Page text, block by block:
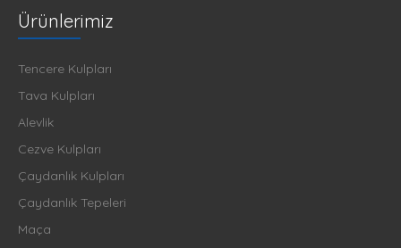
Ürünlerimiz
Tencere Kulpları
Tava Kulpları
Alevlik
Cezve Kulpları
Çaydanlık Kulpları
Çaydanlık Tepeleri
Maça